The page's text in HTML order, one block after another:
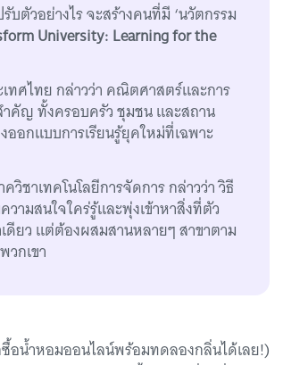
ตัวอย่างไร จะสร้างคนที่มี ‘นวัตกรรม
University: Learning for the
ศไทย กล่าวว่า คณิตศาสตร์และการ
คัญ ทั้งครอบครัว ชุมชน และสถาน
อกแบบการเรียนรู้ยุคใหม่ที่เฉพาะ
วิชาเทคโนโลยีการจัดการ กล่าวว่า วิธี
วามสนใจใคร่รู้และพุ่งเข้าหาสิ่งที่ตัว
ดียว แต่ต้องผสมสานหลายๆ สาขาตาม
กเขา
ซื้อน้ำหอมออนไลน์พร้อมทดลองกลิ่นได้เลย!)